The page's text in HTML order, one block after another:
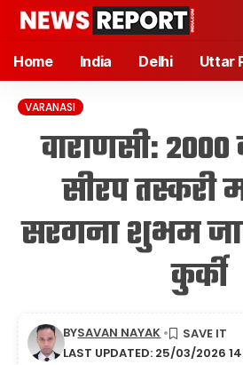
Home India Delhi Uttar
VARANASI
वाराणसी:
सीरप तस्करी
सरगना शुभम
कुर्की
LAST UPDATED: 25/03/2026
BYSAVAN NAYAK